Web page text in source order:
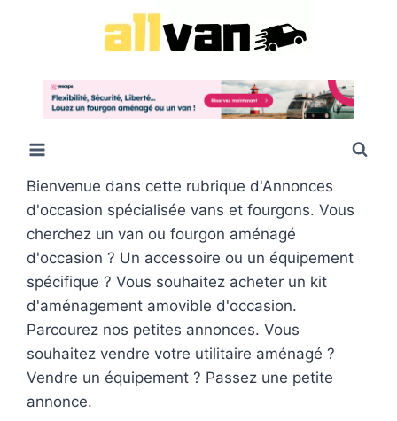
Bienvenue dans cette rubrique d'Annonces
d'occasion spécialisée vans et fourgons. Vous
cherchez un van ou fourgon aménagé
d'occasion ? Un accessoire ou un équipement
spécifique ? Vous souhaitez acheter un kit
d'aménagement amovible d'occasion.
Parcourez nos petites annonces. Vous
souhaitez vendre votre utilitaire aménagé ?
Vendre un équipement ? Passez une petite
annonce.